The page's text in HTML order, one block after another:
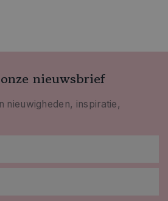
nieuwsbrief
nieuwigheden, inspiratie,